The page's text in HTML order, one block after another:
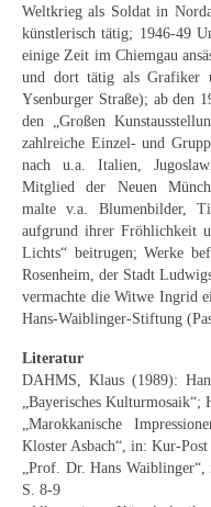
Münchner
Pfälzer
Schwäbische
Weitere
Expressiver
Motive
Abstraktion
Mediterrane
Norddeutsche
Süddeutsche
Weltkrieg als Soldat in
künstlerisch tätig; 1946-49
einige Zeit im Chiemgau
und dort tätig als Grafiker
Ysenburger Straße); ab den
den „Großen
zahlreiche Einzel- und
nach u.a. Italien,
Mitglied der Neuen
malte v.a. Blumenbilder,
aufgrund ihrer Fröhlichkeit
Lichts“ beitrugen; Werke
Rosenheim, der Stadt
vermachte die Witwe Ingrid
Hans-Waiblinger-Stiftung
Literatur
DAHMS, Klaus (1989):
„Bayerisches Kulturmosaik“;
„Marokkanische
Kloster Asbach“, in: Kur-
„Prof. Dr. Hans
S. 8-9